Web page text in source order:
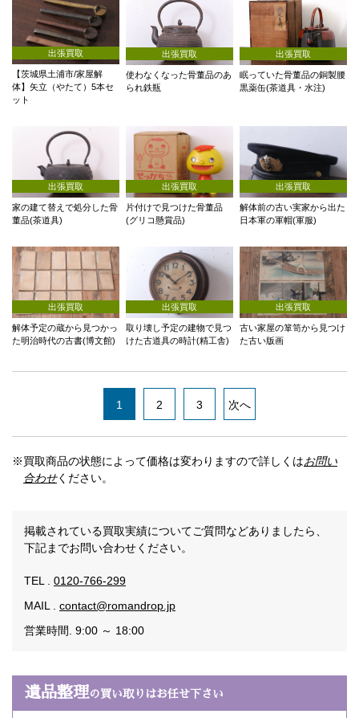
出張買取
【茨城県土浦市/家屋解
体】矢立（やたて）5本セ
ット
出張買取
使わなくなった骨董品のあ
られ鉄瓶
出張買取
眠っていた骨董品の銅製腰
黒薬缶(茶道具・水注)
出張買取
家の建て替えで処分した骨
董品(茶道具)
出張買取
片付けで見つけた骨董品
(グリコ懸賞品)
出張買取
解体前の古い実家から出た
日本軍の軍帽(軍服)
出張買取
解体予定の蔵から見つかっ
た明治時代の古書(博文館)
出張買取
取り壊し予定の建物で見つ
けた古道具の時計(精工舎)
出張買取
古い家屋の箪笥から見つけ
た古い版画
1 2 3 次へ
※買取商品の状態によって価格は変わりますので詳しくはお問い
合わせください。
掲載されている買取実績についてご質問などありましたら、
下記までお問い合わせください。
TEL . 0120-766-299
MAIL . contact@romandrop.jp
営業時間. 9:00 ～ 18:00
遺品整理の買い取りはお任せ下さい